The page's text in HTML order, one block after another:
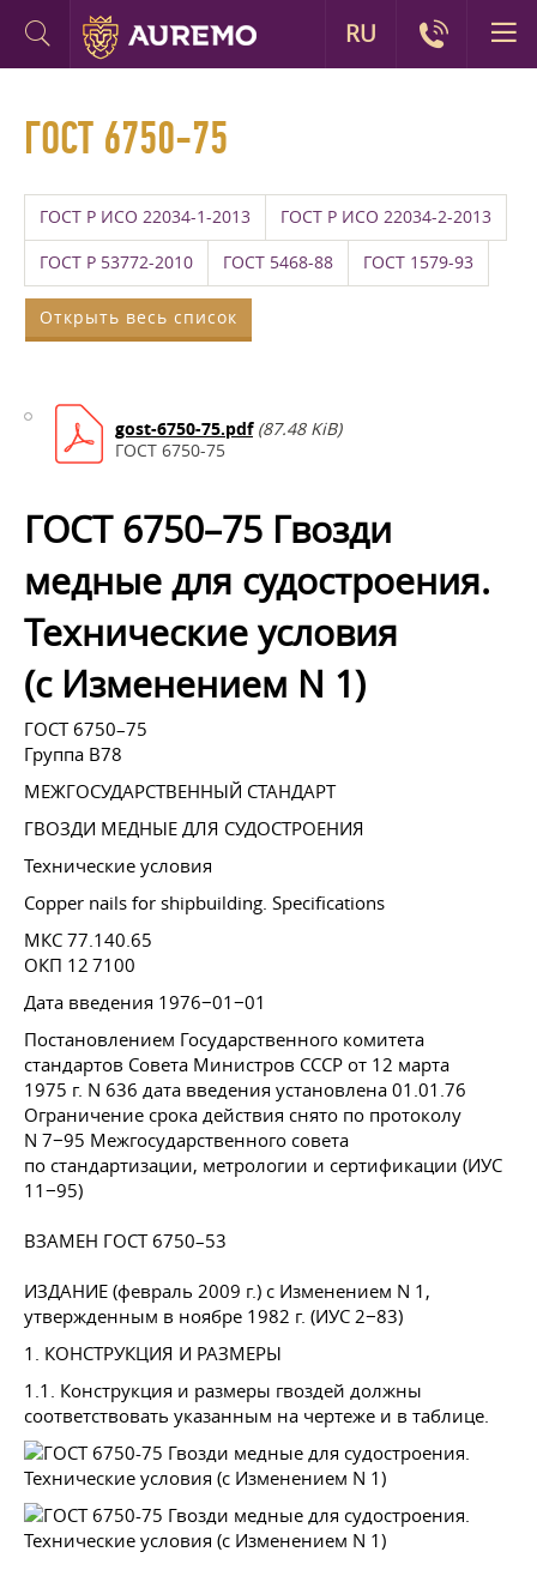
ГОСТ 6750-75
ГОСТ Р ИСО 22034-1-2013 ГОСТ Р ИСО 22034-2-2013
ГОСТ Р 53772-2010 ГОСТ 5468-88 ГОСТ 1579-93
Открыть весь список
gost-6750-75.pdf (87.48 KiB)
ГОСТ 6750-75
ГОСТ 6750–75 Гвозди
медные для судостроения.
Технические условия
(с Изменением N 1)
ГОСТ 6750–75
Группа В78
МЕЖГОСУДАРСТВЕННЫЙ СТАНДАРТ
ГВОЗДИ МЕДНЫЕ ДЛЯ СУДОСТРОЕНИЯ
Технические условия
Copper nails for shipbuilding. Specifications
МКС 77.140.65
ОКП 12 7100
Дата введения 1976−01−01
Постановлением Государственного комитета
стандартов Совета Министров СССР от 12 марта
1975 г. N 636 дата введения установлена 01.01.76
Ограничение срока действия снято по протоколу
N 7−95 Межгосударственного совета
по стандартизации, метрологии и сертификации (ИУС
11−95)
ВЗАМЕН ГОСТ 6750–53
ИЗДАНИЕ (февраль 2009 г.) с Изменением N 1,
утвержденным в ноябре 1982 г. (ИУС 2−83)
1. КОНСТРУКЦИЯ И РАЗМЕРЫ
1.1. Конструкция и размеры гвоздей должны
соответствовать указанным на чертеже и в таблице.
RU